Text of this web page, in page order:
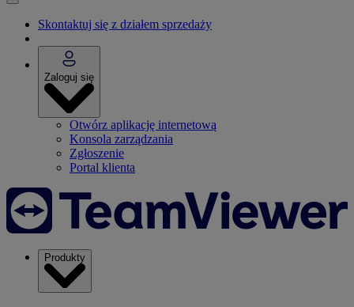
Skontaktuj się z działem sprzedaży
Zaloguj się
Otwórz aplikację internetową
Konsola zarządzania
Zgłoszenie
Portal klienta
Produkty